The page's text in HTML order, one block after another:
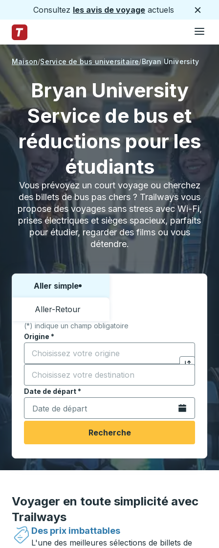
Consultez les avis de voyage actuels
Page d'accueil des sentiers
Maison Service de bus universitaire Bryan University
Bryan University
Service de bus et
réductions pour les
étudiants
Vous prévoyez un court voyage ou cherchez
des billets de bus pas chers ? Trailways vous
propose des voyages sans stress avec Wi-Fi,
prises électriques et sièges spacieux, parfaits
pour étudier, regarder des films ou vous
détendre.
Choisissez un sens ou un aller-retour:
Aller simple
Aller-Retour
(*) indique un champ obligatoire
Origine *
Commencez à saisir la ville d'origine pour ouvrir
Cliquez
Destination*
Commencez à saisir la ville de destination pour
Date de départ*
Tapez la date au format date Barre oblique du mois à
Ouvrez le
Recherche
Voyager en toute simplicité avec
Trailways
Des prix imbattables
L'une des meilleures sélections de billets de